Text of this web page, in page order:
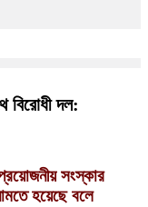
বিরোধী দল:
সংস্কার
হয়েছে বলে